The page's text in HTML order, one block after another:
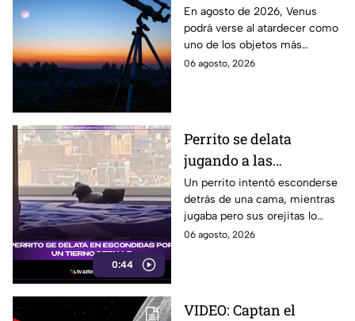
este 2026: ¿Cuándo y
dónde observarlo
desde Puebla?
En agosto de 2026, Venus
podrá verse al atardecer como
uno de los objetos más
brillantes del cielo. Conoce la
06 agosto, 2026
0:44
Perrito se delata
jugando a las
escondidas y conquista
las redes
Un perrito intentó esconderse
detrás de una cama, mientras
jugaba pero sus orejitas lo
delataron. El tierno video
06 agosto, 2026
VIDEO: Captan el